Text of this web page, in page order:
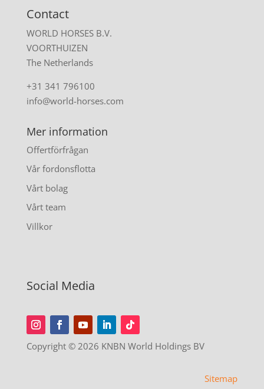
Contact
WORLD HORSES B.V.
VOORTHUIZEN
The Netherlands
+31 341 796100
info@world-horses.com
Mer information
Offertförfrågan
Vår fordonsflotta
Vårt bolag
Vårt team
Villkor
Social Media
Copyright © 2026 KNBN World Holdings BV
Sitemap